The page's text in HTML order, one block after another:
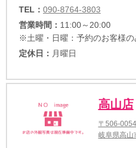
TEL： 090-8764-3803
営業時間： 11:00～20:00
※土曜・日曜：予約のお客様の
定休日： 月曜日
高山店
〒506-0054
岐阜県高山